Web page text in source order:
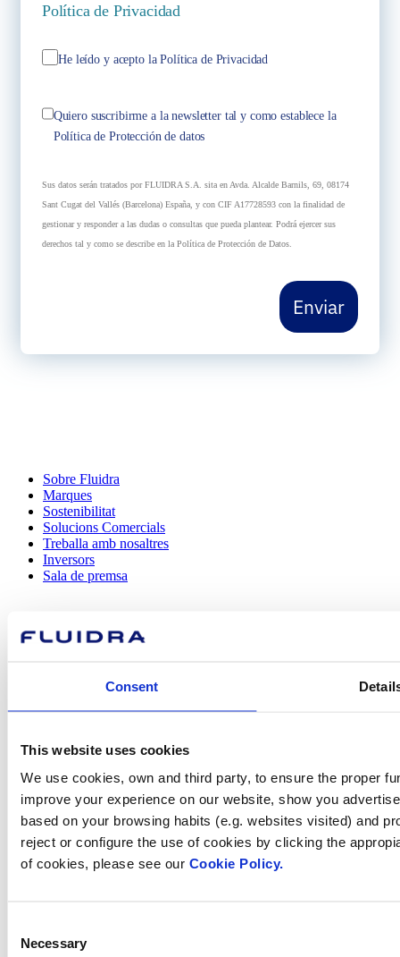
Consent
This website uses cookies
We use cookies, own and third party, to ensure the proper
improve your experience on our website, show you
based on your browsing habits (e.g. websites visited) and
reject or configure the use of cookies by clicking the
of cookies, please see our Cookie Policy.
Selection
Necessary
Política de Privacidad
He leído y acepto la Política de Privacidad
Quiero suscribirme a la newsletter tal y como establece la
Política de Protección de datos
Sus datos serán tratados por FLUIDRA S.A. sita en Avda. Alcalde Barnils, 69, 08174
Sant Cugat del Vallés (Barcelona) España, y con CIF A17728593 con la finalidad de
gestionar y responder a las dudas o consultas que pueda plantear. Podrá ejercer sus
derechos tal y como se describe en la Política de Protección de Datos.
Enviar
Sobre Fluidra
Marques
Sostenibilitat
Solucions Comercials
Treballa amb nosaltres
Inversors
Sala de premsa
Com podem
ajudar-te?
Contacta amb nosaltres